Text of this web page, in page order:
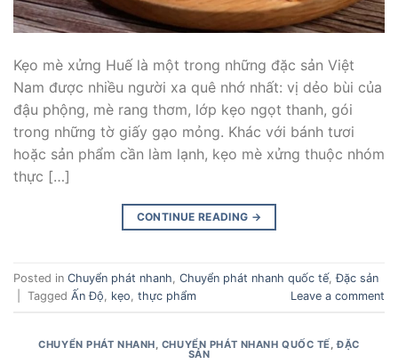
Kẹo mè xửng Huế là một trong những đặc sản Việt
Nam được nhiều người xa quê nhớ nhất: vị dẻo bùi của
đậu phộng, mè rang thơm, lớp kẹo ngọt thanh, gói
trong những tờ giấy gạo mỏng. Khác với bánh tươi
hoặc sản phẩm cần làm lạnh, kẹo mè xửng thuộc nhóm
thực […]
CONTINUE READING →
Posted in Chuyển phát nhanh Chuyển phát nhanh quốc tế ,Đặc sản
Tagged Ấn Độ kẹo thực phẩm Leave a comment
CHUYỂN PHÁT NHANH, CHUYỂN PHÁT NHANH QUỐC TẾ,ĐẶC
SẢN